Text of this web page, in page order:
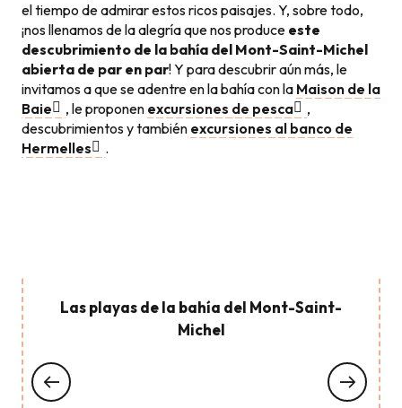
el tiempo de admirar estos ricos paisajes. Y, sobre todo,
¡nos llenamos de la alegría que nos produce este
descubrimiento de la bahía del Mont-Saint-Michel
abierta de par en par! Y para descubrir aún más, le
invitamos a que se adentre en la bahía con la Maison de la
Baie
, le proponen excursiones de pesca
,
descubrimientos y también excursiones al banco de
Hermelles
.
Las playas de la bahía del Mont-Saint-
Michel